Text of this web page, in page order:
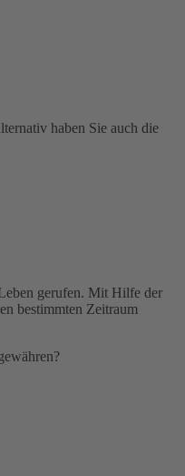
haben Sie auch die
gerufen. Mit Hilfe der
bestimmten Zeitraum